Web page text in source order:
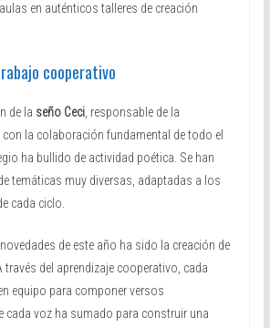
en auténticos talleres de creación
cooperativo
de la seño Ceci, responsable de la
la colaboración fundamental de todo el
ha bullido de actividad poética. Se han
temáticas muy diversas, adaptadas a los
cada ciclo.
de este año ha sido la creación de
través del aprendizaje cooperativo, cada
equipo para componer versos
cada voz ha sumado para construir una